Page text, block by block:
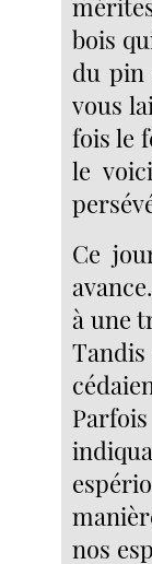
bois
du pin
vous
fois le
le
Ce
à une
nos